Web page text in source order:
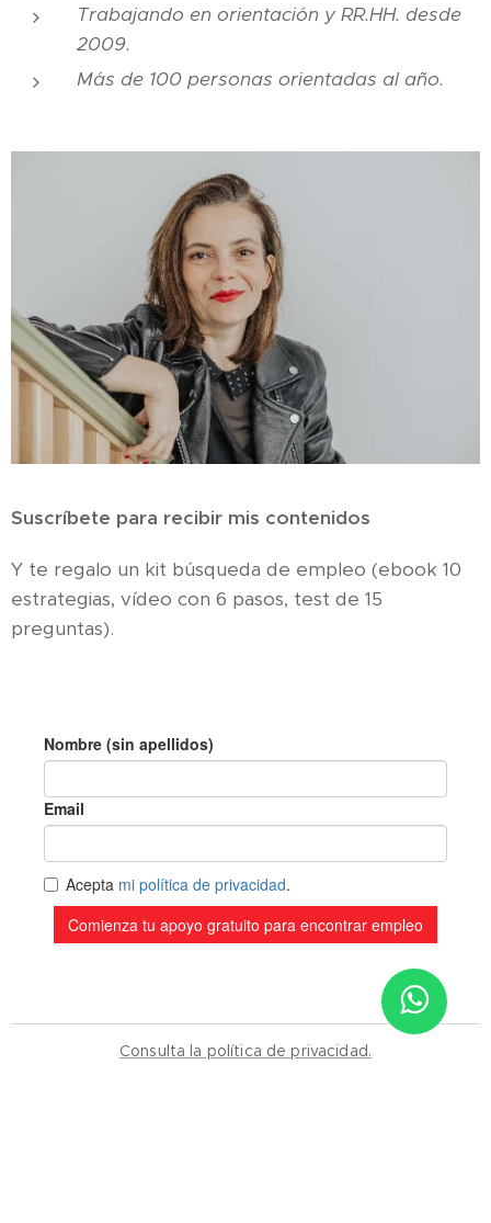
Trabajando en orientación y RR.HH. desde
2009.
Más de 100 personas orientadas al año.
Suscríbete para recibir mis contenidos
Y te regalo un kit búsqueda de empleo (ebook 10
estrategias, vídeo con 6 pasos, test de 15
preguntas).
Consulta la política de privacidad.
Sitio de Confianza